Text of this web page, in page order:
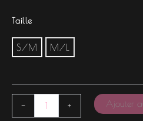
Taille
S/M M/L
- + Ajouter